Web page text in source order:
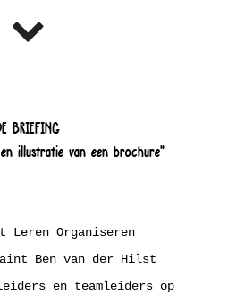
BRIEFING
illustratie van een brochure"
Leren Organiseren
Ben van der Hilst
en teamleiders op